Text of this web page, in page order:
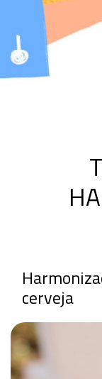
cerveja